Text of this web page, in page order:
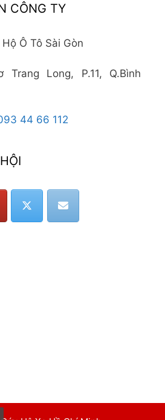
CÔNG TY
Ô Tô Sài Gòn
Trang Long, P.11, Q.Bình
44 66 112